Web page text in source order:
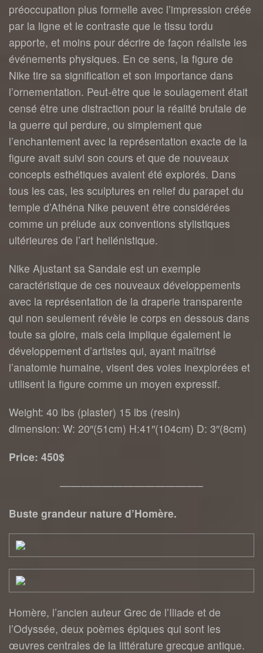
préoccupation plus formelle avec l’impression créée
par la ligne et le contraste que le tissu tordu
apporte, et moins pour décrire de façon réaliste les
événements physiques. En ce sens, la figure de
Nike tire sa signification et son importance dans
l’ornementation. Peut-être que le soulagement était
censé être une distraction pour la réalité brutale de
la guerre qui perdure, ou simplement que
l’enchantement avec la représentation exacte de la
figure avait suivi son cours et que de nouveaux
concepts esthétiques avaient été explorés. Dans
tous les cas, les sculptures en relief du parapet du
temple d’Athéna Nike peuvent être considérées
comme un prélude aux conventions stylistiques
ultérieures de l’art hellénistique.
Nike Ajustant sa Sandale est un exemple
caractéristique de ces nouveaux développements
avec la représentation de la draperie transparente
qui non seulement révèle le corps en dessous dans
toute sa gloire, mais cela implique également le
développement d’artistes qui, ayant maîtrisé
l’anatomie humaine, visent des voies inexplorées et
utilisent la figure comme un moyen expressif.
Weight: 40 lbs (plaster) 15 lbs (resin)
dimension: W: 20″(51cm) H:41″(104cm) D: 3″(8cm)
Price: 450$
—————————————–
Buste grandeur nature d’Homère.
Homère, l’ancien auteur Grec de l’Iliade et de
l’Odyssée, deux poèmes épiques qui sont les
œuvres centrales de la littérature grecque antique.